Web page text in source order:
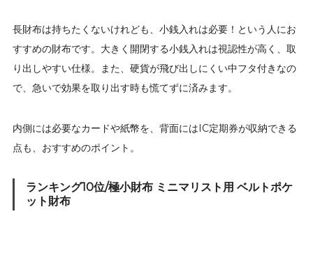
長財布は持ちたくないけれども、小銭入れは必要！という人にお
すすめの財布です。大きく開閉する小銭入れは視認性が高く、取
り出しやすい仕様。また、硬貨が飛び出しにくい中フタ付きなの
で、急いで効果を取り出す時も慌てずに済みます。
内側には必要なカードや紙幣を、背面にはIC定期券が収納できる
点も、おすすめのポイント。
ランキング10位/極小財布 ミニマリスト用 ベルトポケ
ット財布